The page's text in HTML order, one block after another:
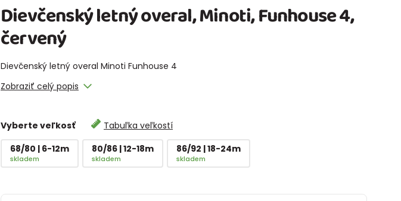
Dievčenský letný overal, Minoti, Funhouse 4,
červený
Dievčenský letný overal Minoti Funhouse 4
Zobraziť celý popis
Vyberte veľkosť
Tabuľka veľkostí
68/80 | 6-12m
skladem
80/86 | 12-18m
skladem
86/92 | 18-24m
skladem